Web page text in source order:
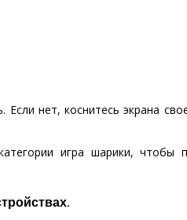
нет, коснитесь экрана
игра шарики,